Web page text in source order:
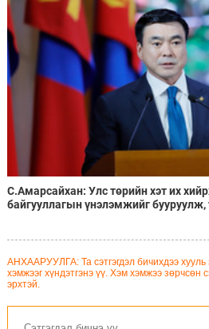
С.Амарсайхан: Улс төрийн хэт их
байгууллагын үнэлэмжийг бууруулж,
АНХААРУУЛГА: Та сэтгэгдэл бичихдээ
хэмжээг хүндэтгэнэ үү. Хэм хэмжээ зөрчсөн
эрхтэй.